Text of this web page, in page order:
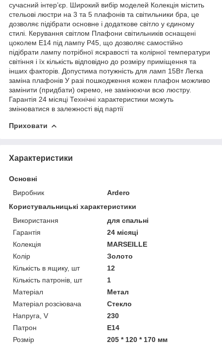
сучасний інтер’єр. Широкий вибір моделей Колекція містить
стельові люстри на 3 та 5 плафонів та світильники бра, це
дозволяє підібрати основне і додаткове світло у єдиному
стилі. Керування світлом Плафони світильників оснащені
цоколем Е14 під лампу Р45, що дозволяє самостійно
підібрати лампу потрібної яскравості та колірної температури
світіння і їх кількість відповідно до розміру приміщення та
інших факторів. Допустима потужність для ламп 15Вт Легка
заміна плафонів У разі пошкодження кожен плафон можливо
замінити (придбати) окремо, не замінюючи всю люстру.
Гарантія 24 місяці Технічні характеристики можуть
змінюватися в залежності від партії
Приховати
Характеристики
Основні
Виробник
Ardero
Користувальницькі характеристики
Використання
для спальні
Гарантія
24 місяці
Колекція
MARSEILLE
Колір
Золото
Кількість в ящику, шт
12
Кількість патронів, шт
1
Матеріал
Метал
Матеріал розсіювача
Стекло
Напруга, V
230
Патрон
E14
Розмір
205 * 120 * 170 мм